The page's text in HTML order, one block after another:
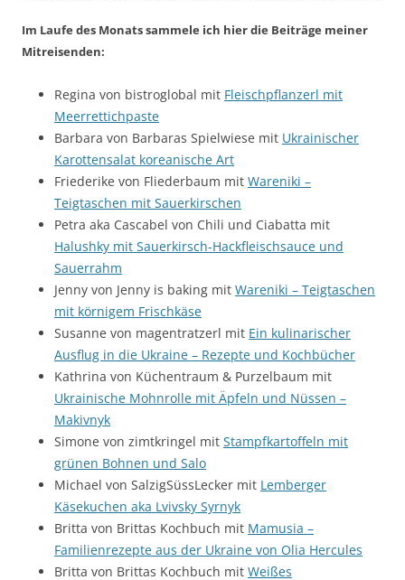
Im Laufe des Monats sammele ich hier die Beiträge meiner
Mitreisenden:
Regina von bistroglobal mit Fleischpflanzerl mit
Meerrettichpaste
Barbara von Barbaras Spielwiese mit Ukrainischer
Karottensalat koreanische Art
Friederike von Fliederbaum mit Wareniki –
Teigtaschen mit Sauerkirschen
Petra aka Cascabel von Chili und Ciabatta mit
Halushky mit Sauerkirsch-Hackfleischsauce und
Sauerrahm
Jenny von Jenny is baking mit Wareniki – Teigtaschen
mit körnigem Frischkäse
Susanne von magentratzerl mit Ein kulinarischer
Ausflug in die Ukraine – Rezepte und Kochbücher
Kathrina von Küchentraum & Purzelbaum mit
Ukrainische Mohnrolle mit Äpfeln und Nüssen –
Makivnyk
Simone von zimtkringel mit Stampfkartoffeln mit
grünen Bohnen und Salo
Michael von SalzigSüssLecker mit Lemberger
Käsekuchen aka Lvivsky Syrnyk
Britta von Brittas Kochbuch mit Mamusia –
Familienrezepte aus der Ukraine von Olia Hercules
Britta von Brittas Kochbuch mit Weißes